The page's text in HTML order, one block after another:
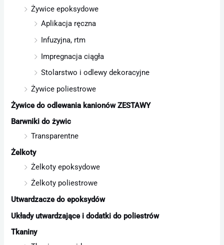
Żywice epoksydowe
Aplikacja ręczna
Infuzyjna, rtm
Impregnacja ciągła
Stolarstwo i odlewy dekoracyjne
Żywice poliestrowe
Żywice do odlewania kanionów ZESTAWY
Barwniki do żywic
Transparentne
Żelkoty
Żelkoty epoksydowe
Żelkoty poliestrowe
Utwardzacze do epoksydów
Układy utwardzające i dodatki do poliestrów
Tkaniny